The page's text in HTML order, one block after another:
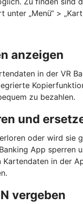
„Menü“ >
anzeigen
in der VR
zu bezahlen.
und
oder wird sie
App sperren
Kartendaten in der
vergeben